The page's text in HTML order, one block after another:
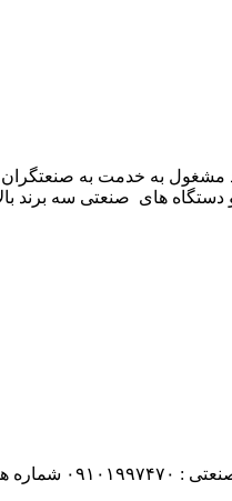
شرکت زیمنس المان می باشد مشغول به
های صنعتی سه برند